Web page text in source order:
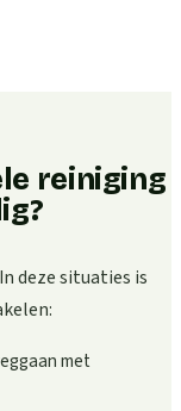
reiniging
deze situaties is
met